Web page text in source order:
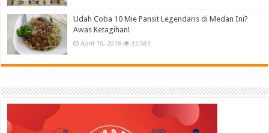
Udah Coba 10 Mie Pansit Legendaris di Medan Ini?
Awas Ketagihan!
April 16, 2018 33,583